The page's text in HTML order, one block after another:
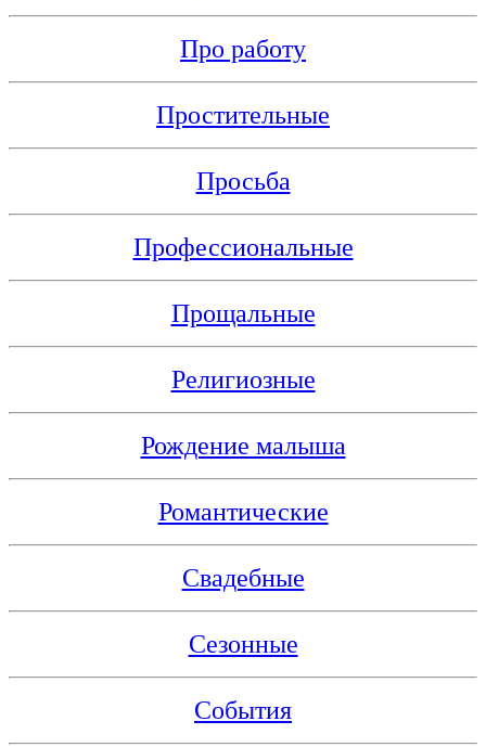
Про работу
Простительные
Просьба
Профессиональные
Прощальные
Религиозные
Рождение малыша
Романтические
Свадебные
Сезонные
События